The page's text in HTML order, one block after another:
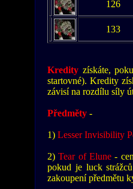
126
133
Kredity získáte,
startovné). Kredity
závisí na rozdílu síly
Předměty -
1) Lesser Invisibility
2)Tear of Elune -
pokud je luck
zakoupení předmětu